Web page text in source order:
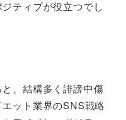
ティブが役立つでし
、結構多く誹謗中傷
ット業界のSNS戦略